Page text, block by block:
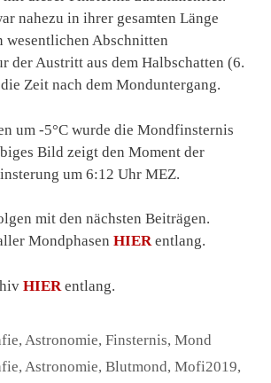
nahezu in ihrer gesamten Länge
wesentlichen Abschnitten
der Austritt aus dem Halbschatten (6.
Zeit nach dem Monduntergang.
um -5°C wurde die Mondfinsternis
Bild zeigt den Moment der
um 6:12 Uhr MEZ.
mit den nächsten Beiträgen.
Mondphasen HIERentlang.
HIER entlang.
, Astronomie,Finsternis,Mond
, Astronomie,Blutmond,Mofi2019,